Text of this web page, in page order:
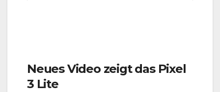
Neues Video zeigt das Pixel
3 Lite